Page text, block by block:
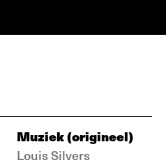
Muziek (origineel)
Louis Silvers